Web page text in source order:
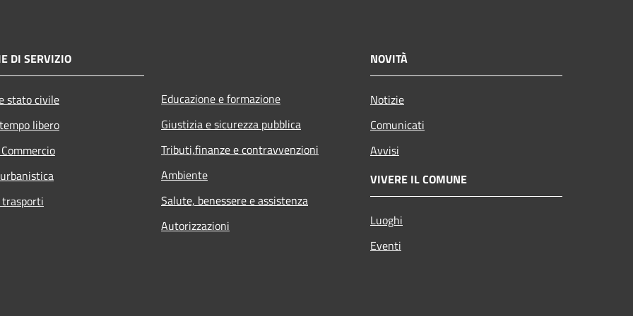
DI SERVIZIO
stato civile
libero
Educazione e formazione
Giustizia e sicurezza pubblica
Tributi,finanze e contravvenzioni
Ambiente
Salute, benessere e assistenza
Autorizzazioni
NOVITÀ
Notizie
Comunicati
Avvisi
VIVERE IL COMUNE
Luoghi
Eventi